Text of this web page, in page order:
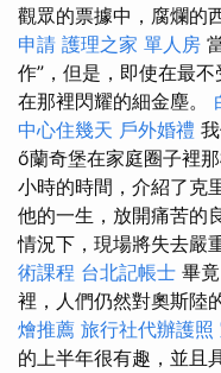
觀眾的票據中，腐爛的
申請 護理之家 單人房
作”，但是，即使在最
在那裡閃耀的細金塵。
中心住幾天 戶外婚禮
ő蘭奇堡在家庭圈子裡
小時的時間，介紹了克
他的一生，放開痛苦的
情況下，現場將失去嚴
術課程 台北記帳士 畢
裡，人們仍然對奧斯陸
燴推薦 旅行社代辦護照
的上半年很有趣，並且